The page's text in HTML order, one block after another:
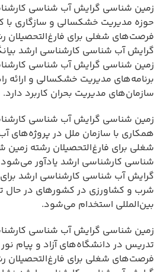
زمین شناسی گرایش آب شناسی
حوزه مدیریت خشکسالی و سازگاری با
فرصت‌های شغلی برای فارغ‌التحصیلان
گرایش آب شناسی کارشناسی ارشد
زمین شناسی گرایش آب شناسی
برنامه‌های مدیریت خشکسالی و ارائه
سازمان‌های مدیریت بحران کاربرد دارد.
زمین شناسی گرایش آب شناسی
همکاری با سازمان ملل در
شغلی برای فارغ‌التحصیلان رشته
شناسی کارشناسی ارشد یادآور
گرایش آب شناسی کارشناسی ارشد
شرب و کشاورزی در کشورهای در حال
بین‌المللی استخدام می‌شود.
زمین شناسی گرایش آب شناسی
تدریس در دانشگاه‌های آزاد و پیام
فرصت‌های شغلی برای فارغ‌التحصیلان